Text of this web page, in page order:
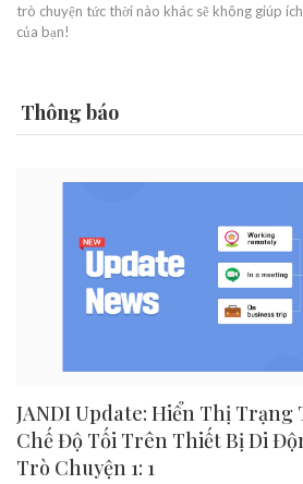
trò chuyện tức thời nào khác sẽ không giúp
của bạn!
Thông báo
JANDI Update: Hiển Thị Trạng
Chế Độ Tối Trên Thiết Bị Di
Trò Chuyện 1: 1